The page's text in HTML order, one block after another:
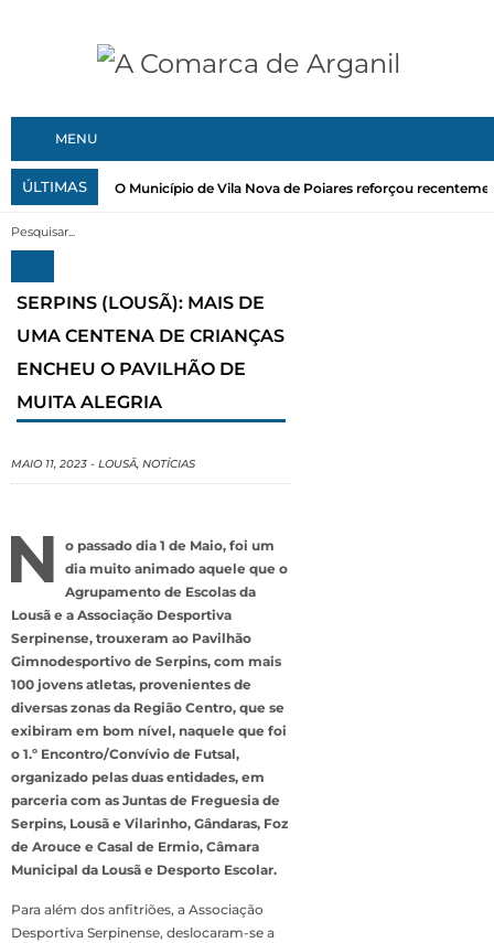
MENU
ÚLTIMAS O Município de Vila Nova de Poiares reforçou
SERPINS (LOUSÃ): MAIS DE
UMA CENTENA DE CRIANÇAS
ENCHEU O PAVILHÃO DE
MUITA ALEGRIA
MAIO 11, 2023 - LOUSÃ, NOTÍCIAS
N
o passado dia 1 de Maio, foi um
dia muito animado aquele que o
Agrupamento de Escolas da
Lousã e a Associação Desportiva
Serpinense, trouxeram ao Pavilhão
Gimnodesportivo de Serpins, com mais
100 jovens atletas, provenientes de
diversas zonas da Região Centro, que se
exibiram em bom nível, naquele que foi
o 1.º Encontro/Convívio de Futsal,
organizado pelas duas entidades, em
parceria com as Juntas de Freguesia de
Serpins, Lousã e Vilarinho, Gândaras, Foz
de Arouce e Casal de Ermio, Câmara
Municipal da Lousã e Desporto Escolar.
Para além dos anfitriões, a Associação
Desportiva Serpinense, deslocaram-se a